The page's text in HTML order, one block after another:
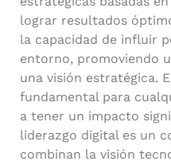
lograr resultados
la capacidad de influir
entorno, promoviendo
una visión estratégica.
fundamental para
a tener un impacto
liderazgo digital es un
combinan la visión